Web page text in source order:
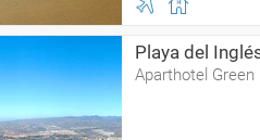
Playa del
Aparthotel Green